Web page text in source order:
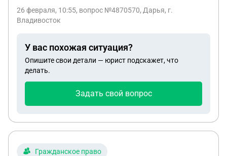
которыми я пользоваться не буду. Должны ли
заемщиком всей суммы потребительского
кредита (займа) или ее части - кредитор в течение
5 (пяти) календарных дней со дня получения
уведомления исходя из досрочно возвращаемой
суммы потребительского кредита (займа)
процентов за фактический срок пользования
подлежащих уплате заемщиком на день
26 февраля, 10:55, вопрос №4870570, Дарья, г.
Владивосток
У вас похожая ситуация?
Опишите свои детали — юрист подскажет, что
делать.
Задать свой вопрос
Гражданское право